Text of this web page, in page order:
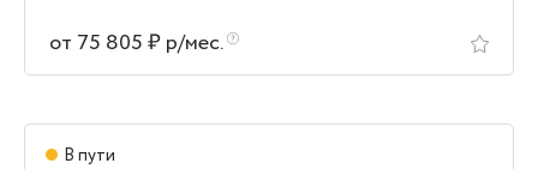
от 75 805 ₽ р/мес.
В пути